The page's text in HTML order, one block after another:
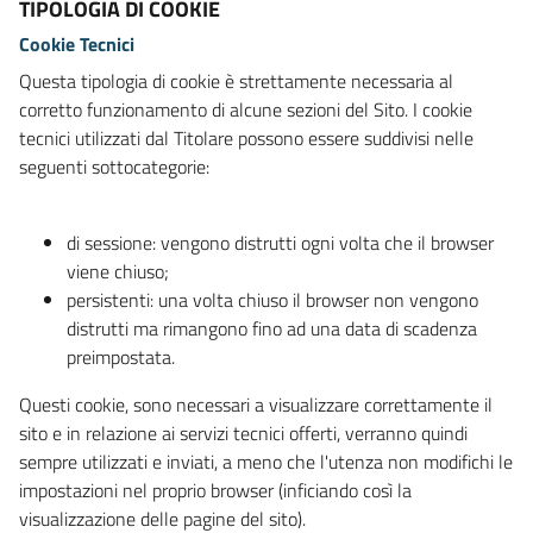
TIPOLOGIA DI COOKIE
Cookie Tecnici
Questa tipologia di cookie è strettamente necessaria al
corretto funzionamento di alcune sezioni del Sito. I cookie
tecnici utilizzati dal Titolare possono essere suddivisi nelle
seguenti sottocategorie:
di sessione: vengono distrutti ogni volta che il browser
viene chiuso;
persistenti: una volta chiuso il browser non vengono
distrutti ma rimangono fino ad una data di scadenza
preimpostata.
Questi cookie, sono necessari a visualizzare correttamente il
sito e in relazione ai servizi tecnici offerti, verranno quindi
sempre utilizzati e inviati, a meno che l'utenza non modifichi le
impostazioni nel proprio browser (inficiando così la
visualizzazione delle pagine del sito).